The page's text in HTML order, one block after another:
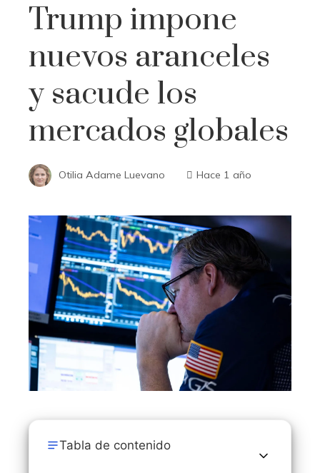
Trump impone
nuevos aranceles
y sacude los
mercados globales
Otilia Adame Luevano Hace 1 año
Tabla de contenido